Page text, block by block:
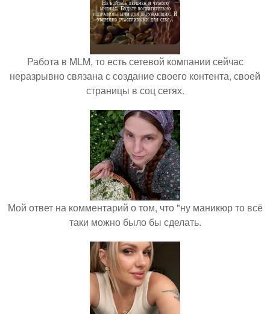
Работа в MLM, то есть сетевой компании сейчас
неразрывно связана с создание своего контента, своей
страницы в соц сетях.
Мой ответ на комментарий о том, что "ну маникюр то всё
таки можно было бы сделать.